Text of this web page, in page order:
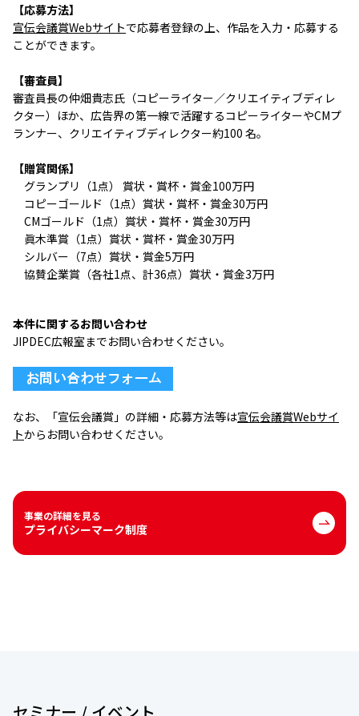
【応募方法】
宣伝会議賞Webサイトで応募者登録の上、作品を入力・応募する
ことができます。
【審査員】
審査員長の仲畑貴志氏（コピーライター／クリエイティブディレ
クター）ほか、広告界の第一線で活躍するコピーライターやCMプ
ランナー、クリエイティブディレクター約100 名。
【贈賞関係】
グランプリ（1点） 賞状・賞杯・賞金100万円
コピーゴールド（1点）賞状・賞杯・賞金30万円
CMゴールド（1点）賞状・賞杯・賞金30万円
眞木準賞（1点）賞状・賞杯・賞金30万円
シルバー（7点）賞状・賞金5万円
協賛企業賞（各社1点、計36点）賞状・賞金3万円
本件に関するお問い合わせ
JIPDEC広報室までお問い合わせください。
なお、「宣伝会議賞」の詳細・応募方法等は宣伝会議賞Webサイ
トからお問い合わせください。
事業の詳細を見る
プライバシーマーク制度